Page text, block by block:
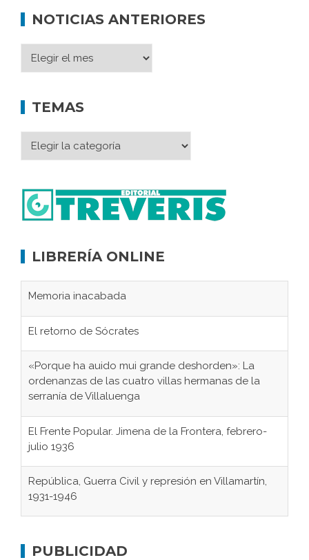
NOTICIAS ANTERIORES
TEMAS
LIBRERÍA ONLINE
Memoria inacabada
El retorno de Sócrates
«Porque ha auido mui grande deshorden»: La
ordenanzas de las cuatro villas hermanas de la
serranía de Villaluenga
El Frente Popular. Jimena de la Frontera, febrero-
julio 1936
República, Guerra Civil y represión en Villamartín,
1931-1946
concentración nazis
PUBLICIDAD